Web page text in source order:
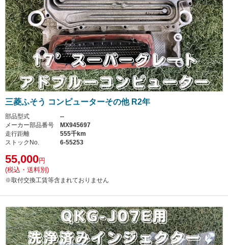
三菱ふそう コンピューターその他 R2年
部品型式
--
メーカー部品番号
MX945697
走行距離
555千km
ストックNo.
6-55253
55,000円
(税込・送料別)
※取付交換工賃等含まれておりません